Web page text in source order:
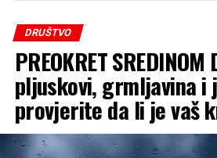
DRUŠTVO
PREOKRET
pljuskovi, grmljavina
provjerite da li je vaš